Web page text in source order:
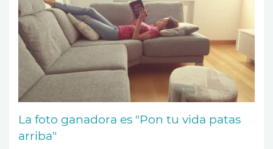
La foto ganadora es "Pon tu vida patas
arriba"